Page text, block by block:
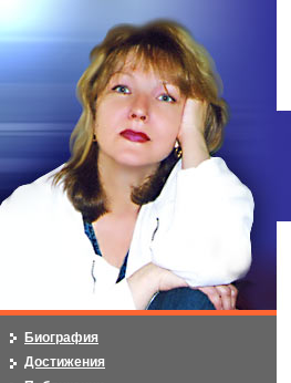
Биография
Достижения